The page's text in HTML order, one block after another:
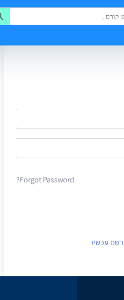
Search
Forgot Password?
עכשיו